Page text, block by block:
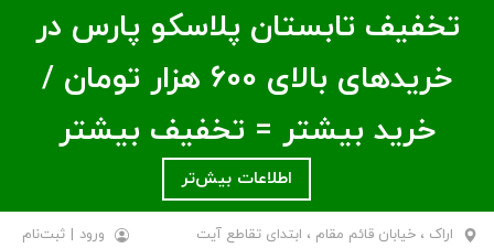
تخفیف تابستان پلاسکو پارس در
خریدهای بالای ۶00 هزار تومان /
خرید بیشتر = تخفیف بیشتر
اطلاعات بیش‌تر
اراک ، خیابان قائم مقام ، ابتدای تقاطع آیت
ورود | ثبت‌نام